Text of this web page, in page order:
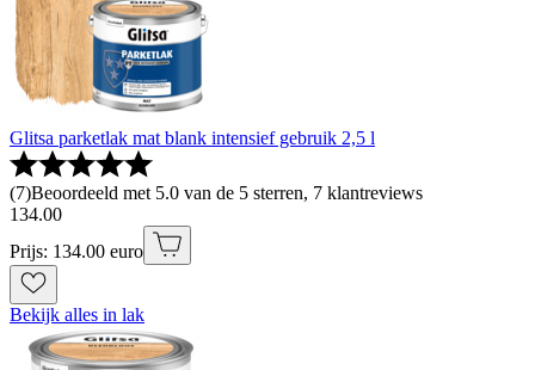
Glitsa parketlak mat blank intensief gebruik 2,5 l
(7)Beoordeeld met 5.0 van de 5 sterren, 7 klantreviews
134.00
Prijs: 134.00 euro
Bekijk alles in lak